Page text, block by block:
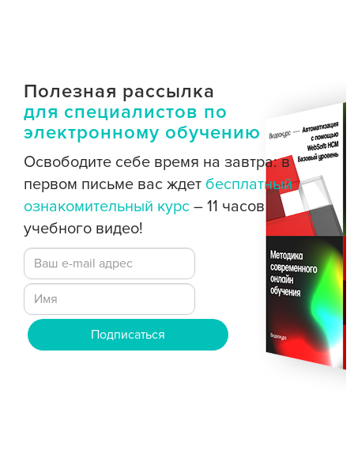
Полезная рассылка
для специалистов по
электронному обучению
Освободите себе время на завтра: в
первом письме вас ждет бесплатный
ознакомительный курс – 11 часов
учебного видео!